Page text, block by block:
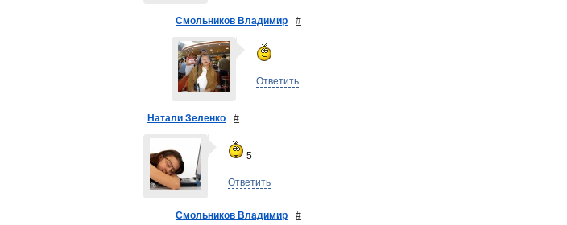
Смольников Владимир #
Ответить
Натали Зеленко #
5
Ответить
Смольников Владимир #